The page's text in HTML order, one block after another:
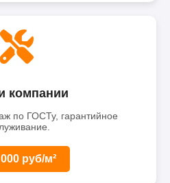
компании
по ГОСТу, гарантийное
руб/м²